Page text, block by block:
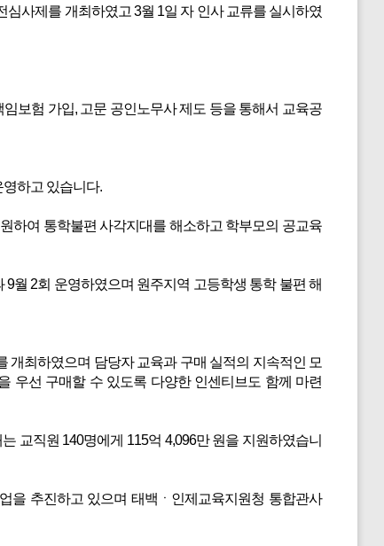
사제를 개최하였고 3월 1일 자 인사 교류를 실시하였
보험 가입, 고문 공인노무사 제도 등을 통해서 교육공
하고 있습니다.
하여 통학불편 사각지대를 해소하고 학부모의 공교육
월 2회 운영하였으며 원주지역 고등학생 통학 불편 해
개최하였으며 담당자 교육과 구매 실적의 지속적인 모
우선 구매할 수 있도록 다양한 인센티브도 함께 마련
교직원 140명에게 115억 4,096만 원을 지원하였습니
을 추진하고 있으며 태백ㆍ인제교육지원청 통합관사